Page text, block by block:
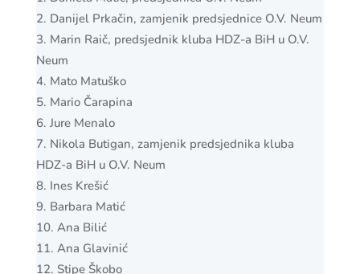
Danijel Prkačin, zamjenik predsjednice O.V. Neum
Marin Raič, predsjednik kluba HDZ-a BiH u O.V.
Neum
Mato Matuško
Mario Čarapina
Jure Menalo
Nikola Butigan, zamjenik predsjednika kluba
HDZ-a BiH u O.V. Neum
Ines Krešić
Barbara Matić
Ana Bilić
Ana Glavinić
Stipe Škobo